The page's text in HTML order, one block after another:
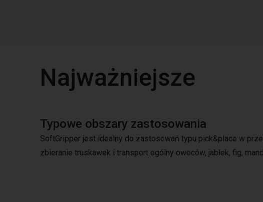
Najważniejsze
Typowe obszary zastosowania
SoftGripper jest idealny do zastosowań typu pick&place w
zbieranie truskawek i transport ogólny owoców, jabłek, fig,